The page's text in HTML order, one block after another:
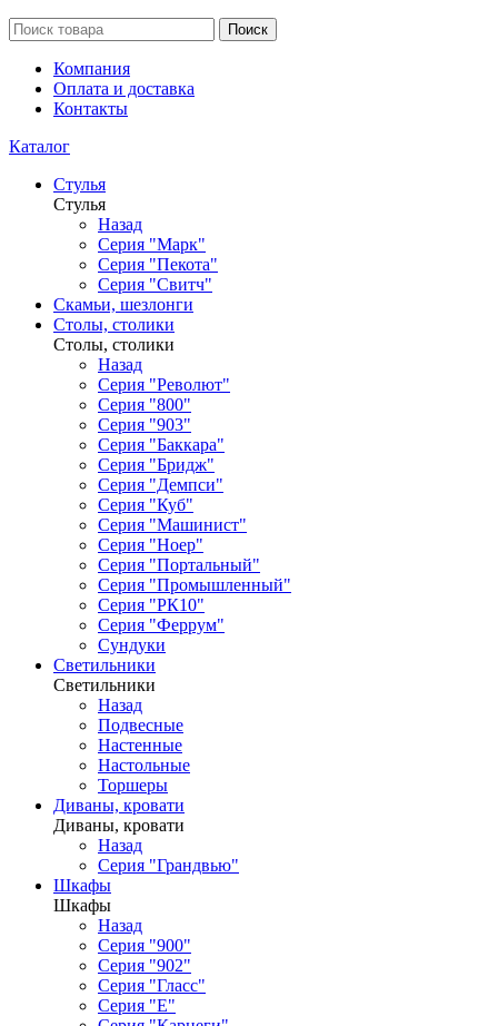
Поиск
Компания
Оплата и доставка
Контакты
Каталог
Стулья
Стулья
Назад
Серия "Марк"
Серия "Пекота"
Серия "Свитч"
Скамьи, шезлонги
Столы, столики
Столы, столики
Назад
Серия "Револют"
Серия "800"
Серия "903"
Серия "Баккара"
Серия "Бридж"
Серия "Демпси"
Серия "Куб"
Серия "Машинист"
Серия "Ноер"
Серия "Портальный"
Серия "Промышленный"
Серия "РК10"
Серия "Феррум"
Сундуки
Светильники
Светильники
Назад
Подвесные
Настенные
Настольные
Торшеры
Диваны, кровати
Диваны, кровати
Назад
Серия "Грандвью"
Шкафы
Шкафы
Назад
Серия "900"
Серия "902"
Серия "Гласс"
Серия "Е"